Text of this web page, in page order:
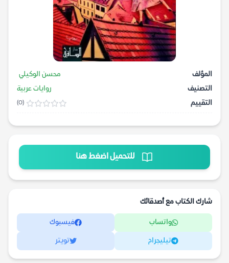
المؤلف
محسن الوكيلي
التصنيف
روايات عربية
التقييم
(0)
للتحميل اضغط هنا
شارك الكتاب مع أصدقائك
واتساب فيسبوك
تيليجرام تويتر